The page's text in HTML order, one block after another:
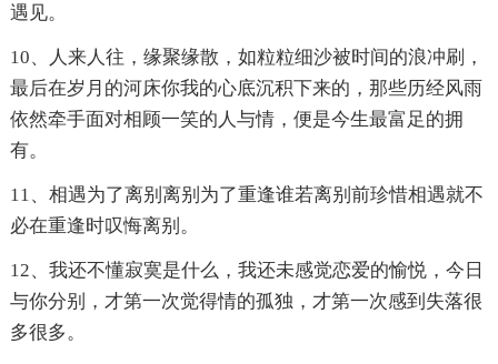
遇见。
10、人来人往，缘聚缘散，如粒粒细沙被时间的浪冲刷，
最后在岁月的河床你我的心底沉积下来的，那些历经风雨
依然牵手面对相顾一笑的人与情，便是今生最富足的拥
有。
11、相遇为了离别离别为了重逢谁若离别前珍惜相遇就不
必在重逢时叹悔离别。
12、我还不懂寂寞是什么，我还未感觉恋爱的愉悦，今日
与你分别，才第一次觉得情的孤独，才第一次感到失落很
多很多。